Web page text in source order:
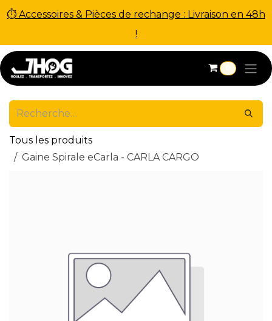
⏱ Accessoires & Pièces de rechange : Livraison en 48h
!
Se rendre au contenu
0
Tous les produits
Gaine Spirale eCarla - CARLA CARGO